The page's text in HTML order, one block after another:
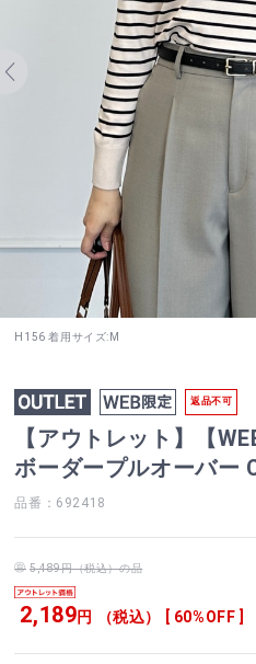
H156 着用サイズ:M
返品不可
【アウトレット】【
ボーダープルオーバー
品番：692418
5,489円（税込）の品
2,189円 （税込） [ 60%OFF ]